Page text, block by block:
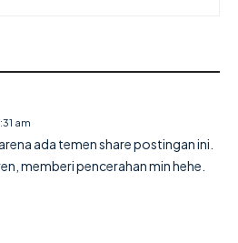
am
ada temen share postingan ini.
memberi pencerahan min hehe.